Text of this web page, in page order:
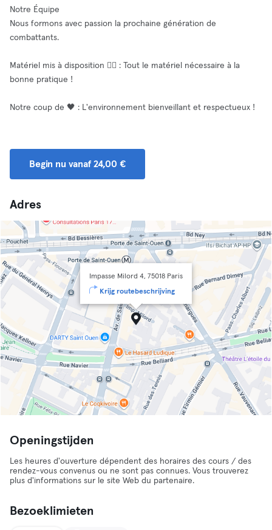
Notre Équipe
Nous formons avec passion la prochaine génération de
combattants.
Matériel mis à disposition 🧘‍♂️ : Tout le matériel nécessaire à la
bonne pratique !
Notre coup de 🖤 : L'environnement bienveillant et respectueux !
Begin nu vanaf 24,00 €
Adres
Impasse Milord 4, 75018 Paris
Krijg routebeschrijving
Openingstijden
Les heures d'ouverture dépendent des horaires des cours / des
rendez-vous convenus ou ne sont pas connues. Vous trouverez
plus d'informations sur le site Web du partenaire.
Bezoeklimieten